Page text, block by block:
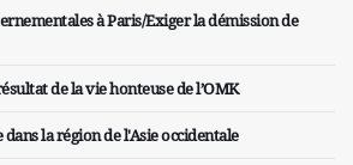
à Paris/Exiger la démission de
de la vie honteuse de l’OMK
la région de l'Asie occidentale